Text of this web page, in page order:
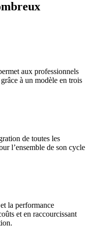
aux professionnels
à un modèle en trois
de toutes les
l’ensemble de son cycle
la performance
et en raccourcissant